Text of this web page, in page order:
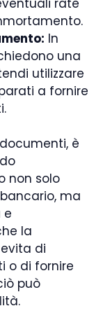
In
una
utilizzare
a fornire
è
non solo
ma
e
la
di
o di fornire
può